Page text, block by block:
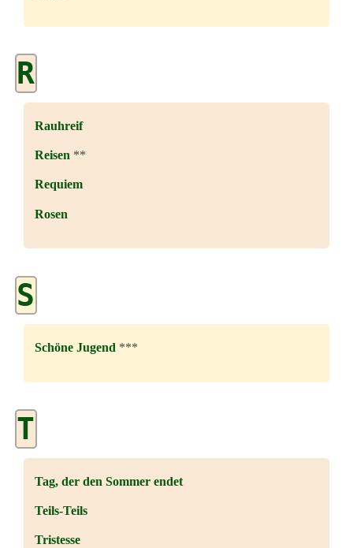
R
Rauhreif
Reisen **
Requiem
Rosen
S
Schöne Jugend ***
T
Tag, der den Sommer endet
Teils-Teils
Tristesse